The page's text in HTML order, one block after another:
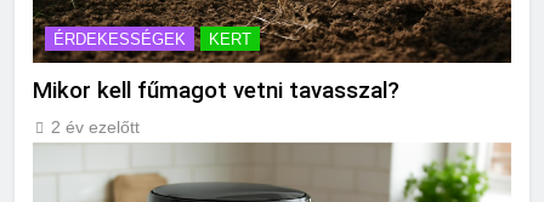
ÉRDEKESSÉGEK KERT
Mikor kell fűmagot vetni tavasszal?
2 év ezelőtt